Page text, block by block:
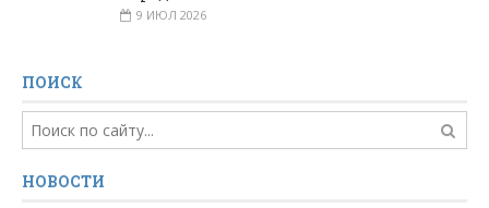
9 ИЮЛ 2026
ПОИСК
НОВОСТИ